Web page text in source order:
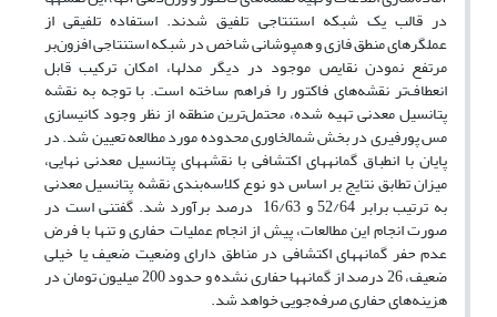
در قالب یک شبکه استنتاجی تلفیق شدند. استفاده تلفیقی از
عملگرهای منطق فازی و همپوشانی شاخص در شبکه استنتاجی افزون‌بر
مرتفع نمودن نقایص موجود در دیگر مدل­ها، امکان ترکیب قابل
انعطاف‌تر نقشه‌های فاکتور را فراهم ساخته است. با توجه به نقشه
پتانسیل معدنی تهیه شده، محتمل‌ترین منطقه از نظر وجود کانی­سازی
مس پورفیری در بخش شمال­خاوری محدوده مورد مطالعه تعیین شد. در
پایان با انطباق گمانه­های اکتشافی با نقشه­های پتانسیل معدنی نهایی،
میزان تطابق نتایج بر اساس دو نوع کلاسه‌بندی نقشه پتانسیل معدنی
به ترتیب برابر 52/64 و 16/63 درصد برآورد شد. گفتنی است در
صورت انجام این مطالعات، پیش از انجام عملیات حفاری و تنها با فرض
عدم حفر گمانه­های اکتشافی در مناطق دارای وضعیت ضعیف یا خیلی
ضعیف، 26 درصد از گمانه­ها حفاری نشده و حدود 200 میلیون تومان در
هزینه‌های حفاری صرفه‌جویی خواهد شد.